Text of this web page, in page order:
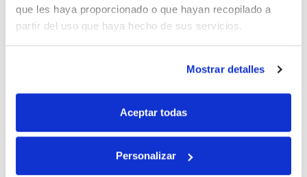
que les haya proporcionado o que hayan recopilado a
partir del uso que haya hecho de sus servicios.
Mostrar detalles
Aceptar todas
Personalizar
10% de descuento
con tu primera compra.
a nuestra newsletter para recibir nuestras